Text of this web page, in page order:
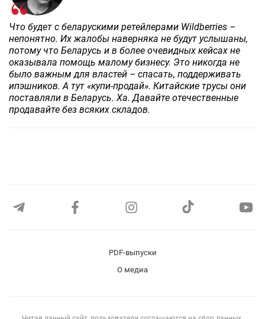
Что будет с беларускими ретейлерами Wildberries –
непонятно. Их жалобы наверняка не будут услышаны,
потому что Беларусь и в более очевидных кейсах не
оказывала помощь малому бизнесу. Это никогда не
было важным для властей – спасать, поддерживать
ипэшников. А тут «купи-продай». Китайские трусы они
поставляли в Беларусь. Ха. Давайте отечественные
продавайте без всяких складов.
PDF-выпуски
О медиа